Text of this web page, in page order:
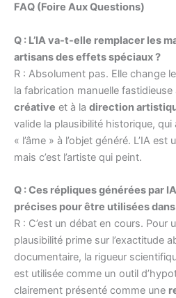
FAQ (Foire Aux Questions)
Q : L’IA va-t-elle remplacer les
artisans des effets spéciaux ?
R : Absolument pas. Elle change
la fabrication manuelle fastidieuse
créative et à la direction
valide la plausibilité historique,
« l’âme » à l’objet généré. L’IA
mais c’est l’artiste qui peint.
Q : Ces répliques générées par
précises pour être utilisées
R : C’est un débat en cours. Pour
plausibilité prime sur l’exactitude
documentaire, la rigueur
est utilisée comme un outil
clairement présenté comme une